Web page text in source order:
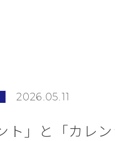
2026.05.11
」と「カレン